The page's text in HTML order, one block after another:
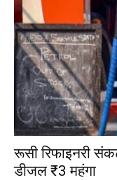
रूसी रिफाइनरी
डीजल ₹3 महंगा